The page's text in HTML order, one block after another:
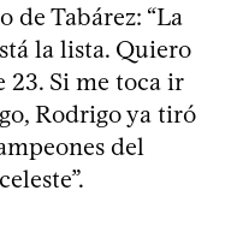
de Tabárez: “La
la lista. Quiero
23. Si me toca ir
Rodrigo ya tiró
del